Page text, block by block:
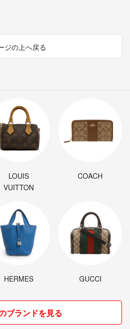
ジの上へ戻る
LOUIS
VUITTON
COACH
HERMES GUCCI
ブランドを見る